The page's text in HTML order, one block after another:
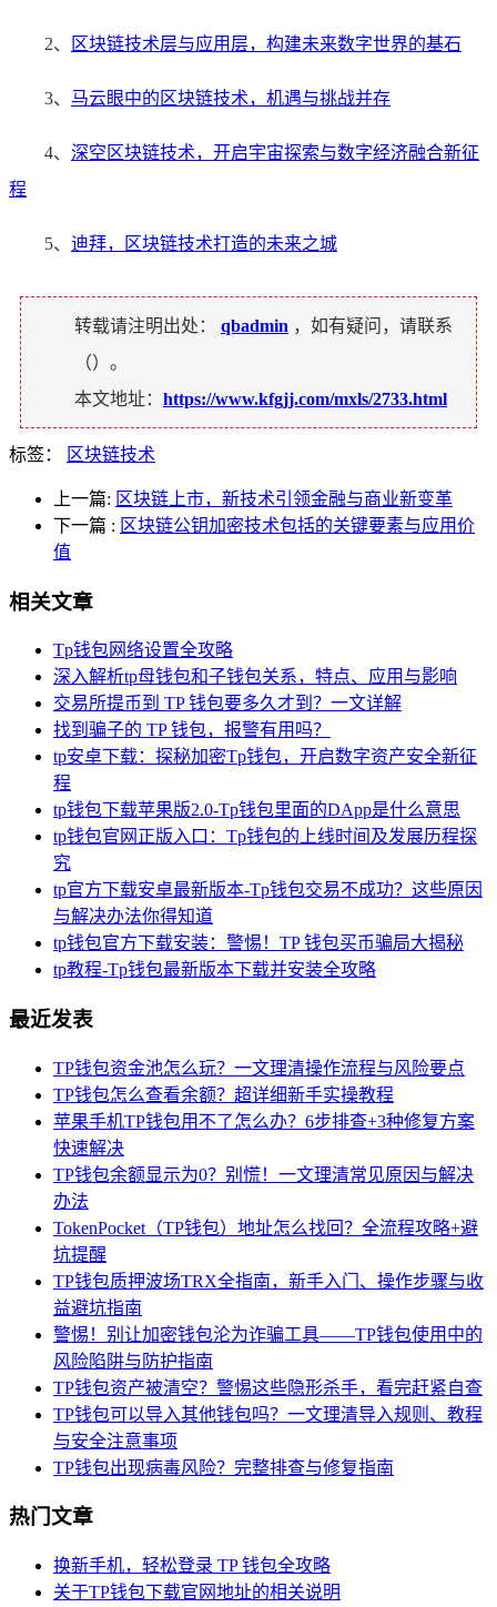
2、 区块链技术层与应用层，构建未来数字世界的基石
3、 马云眼中的区块链技术，机遇与挑战并存
4、 深空区块链技术，开启宇宙探索与数字经济融合新征
程
5、 迪拜，区块链技术打造的未来之城
转载请注明出处： qbadmin ，如有疑问，请联系
（）。
本文地址： https://www.kfgjj.com/mxls/2733.html
标签： 区块链技术
上一篇: 区块链上市，新技术引领金融与商业新变革
下一篇 : 区块链公钥加密技术包括的关键要素与应用价
值
相关文章
Tp钱包网络设置全攻略
深入解析tp母钱包和子钱包关系，特点、应用与影响
交易所提币到 TP 钱包要多久才到？一文详解
找到骗子的 TP 钱包，报警有用吗？
tp安卓下载：探秘加密Tp钱包，开启数字资产安全新征
程
tp钱包下载苹果版2.0-Tp钱包里面的DApp是什么意思
tp钱包官网正版入口：Tp钱包的上线时间及发展历程探
究
tp官方下载安卓最新版本-Tp钱包交易不成功？这些原因
与解决办法你得知道
tp钱包官方下载安装：警惕！TP 钱包买币骗局大揭秘
tp教程-Tp钱包最新版本下载并安装全攻略
最近发表
TP钱包资金池怎么玩？一文理清操作流程与风险要点
TP钱包怎么查看余额？超详细新手实操教程
苹果手机TP钱包用不了怎么办？6步排查+3种修复方案
快速解决
TP钱包余额显示为0？别慌！一文理清常见原因与解决
办法
TokenPocket（TP钱包）地址怎么找回？全流程攻略+避
坑提醒
TP钱包质押波场TRX全指南，新手入门、操作步骤与收
益避坑指南
警惕！别让加密钱包沦为诈骗工具——TP钱包使用中的
风险陷阱与防护指南
TP钱包资产被清空？警惕这些隐形杀手，看完赶紧自查
TP钱包可以导入其他钱包吗？一文理清导入规则、教程
与安全注意事项
TP钱包出现病毒风险？完整排查与修复指南
热门文章
换新手机，轻松登录 TP 钱包全攻略
关于TP钱包下载官网地址的相关说明